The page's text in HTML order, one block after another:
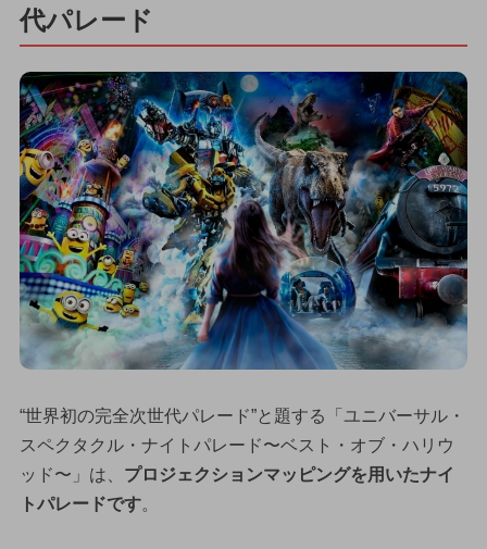
代パレード
“世界初の完全次世代パレード”と題する「ユニバーサル・
スペクタクル・ナイトパレード〜ベスト・オブ・ハリウ
ッド〜」は、 プロジェクションマッピングを用いたナイ
トパレードです。